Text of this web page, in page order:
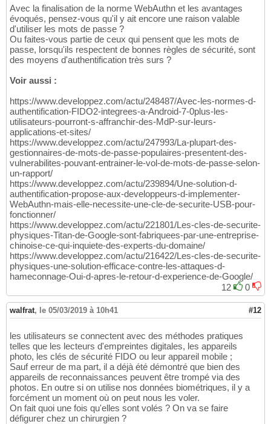
Avec la finalisation de la norme WebAuthn et les avantages
évoqués, pensez-vous qu'il y ait encore une raison valable
d'utiliser les mots de passe ?
Ou faites-vous partie de ceux qui pensent que les mots de
passe, lorsqu'ils respectent de bonnes règles de sécurité, sont
des moyens d'authentification très surs ?
Voir aussi :
https://www.developpez.com/actu/248487/Avec-les-normes-d-
authentification-FIDO2-integrees-a-Android-7-0plus-les-
utilisateurs-pourront-s-affranchir-des-MdP-sur-leurs-
applications-et-sites/
https://www.developpez.com/actu/247993/La-plupart-des-
gestionnaires-de-mots-de-passe-populaires-presentent-des-
vulnerabilites-pouvant-entrainer-le-vol-de-mots-de-passe-selon-
un-rapport/
https://www.developpez.com/actu/239894/Une-solution-d-
authentification-propose-aux-developpeurs-d-implementer-
WebAuthn-mais-elle-necessite-une-cle-de-securite-USB-pour-
fonctionner/
https://www.developpez.com/actu/221801/Les-cles-de-securite-
physiques-Titan-de-Google-sont-fabriquees-par-une-entreprise-
chinoise-ce-qui-inquiete-des-experts-du-domaine/
https://www.developpez.com/actu/216422/Les-cles-de-securite-
physiques-une-solution-efficace-contre-les-attaques-d-
hameconnage-Oui-d-apres-le-retour-d-experience-de-Google/
12
0
walfrat, le 05/03/2019 à 10h41 #12
les utilisateurs se connectent avec des méthodes pratiques
telles que les lecteurs d'empreintes digitales, les appareils
photo, les clés de sécurité FIDO ou leur appareil mobile ;
Sauf erreur de ma part, il a déjà été démontré que bien des
appareils de reconnaissances peuvent être trompé via des
photos. En outre si on utilise nos données biométriques, il y a
forcément un moment où on peut nous les voler.
On fait quoi une fois qu'elles sont volés ? On va se faire
défigurer chez un chirurgien ?